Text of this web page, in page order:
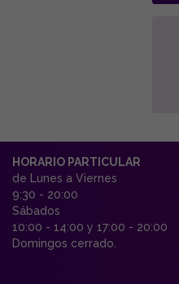
HORARIO PARTICULAR
de Lunes a Viernes
9:30 - 20:00
Sábados
10:00 - 14:00 y 17:00 - 20:00
Domingos cerrado.